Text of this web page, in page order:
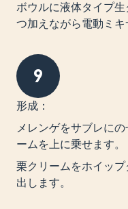
ボウルに液体タイプ
つ加えながら電動ミキ
9
形成：
メレンゲをサブレに
ームを上に乗せます。
栗クリームをホイッ
出します。